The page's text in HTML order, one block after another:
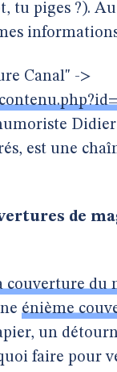
tu piges ?).
Canal" ->
est une
de
du
énième
un
faire pour